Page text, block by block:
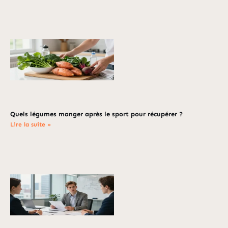
Quels légumes manger après le sport pour récupérer ?
Lire la suite »